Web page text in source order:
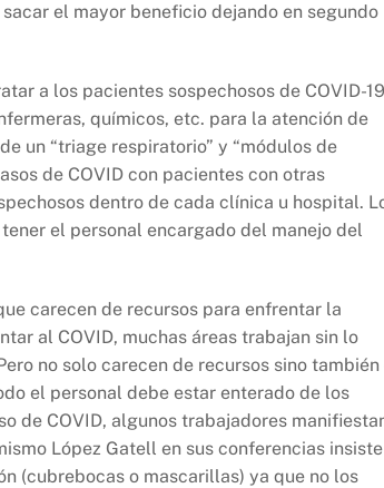
el mayor beneficio dejando en segundo
a los pacientes sospechosos de COVID-
químicos, etc. para la atención de
un “triage respiratorio” y “módulos de
de COVID con pacientes con otras
dentro de cada clínica u hospital.
el personal encargado del manejo del
carecen de recursos para enfrentar la
al COVID, muchas áreas trabajan sin lo
no solo carecen de recursos sino también
el personal debe estar enterado de los
de COVID, algunos trabajadores
López Gatell en sus conferencias insiste
(cubrebocas o mascarillas) ya que no los